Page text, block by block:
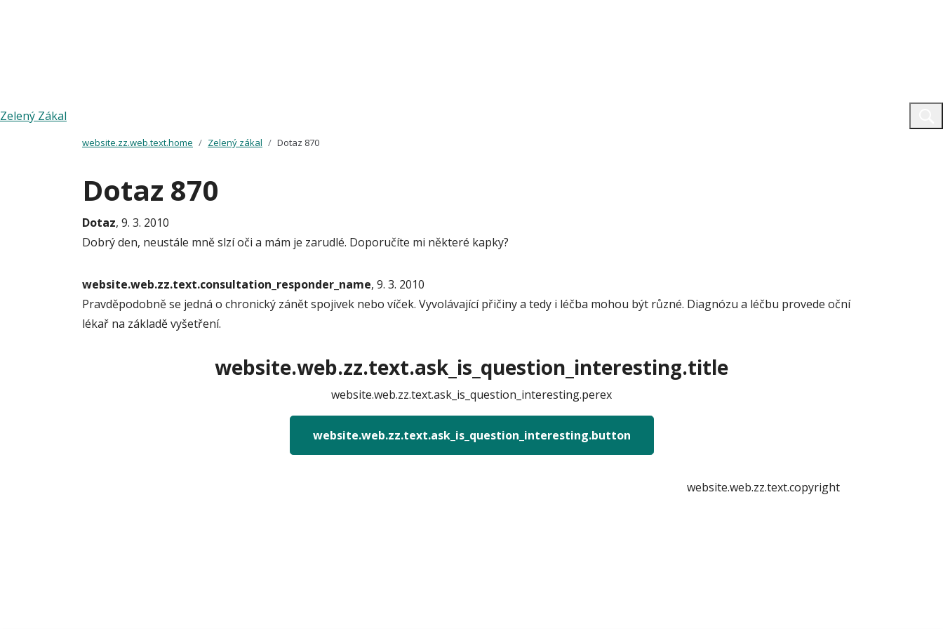
Zelený Zákal
website.zz.web.text.home Zelený zákal Dotaz 870
Dotaz 870
Dotaz, 9. 3. 2010
Dobrý den, neustále mně slzí oči a mám je zarudlé. Doporučíte mi některé kapky?
website.web.zz.text.consultation_responder_name, 9. 3. 2010
Pravděpodobně se jedná o chronický zánět spojivek nebo víček. Vyvolávající přičiny a tedy i léčba mohou být různé. Diagnózu a léčbu provede oční
lékař na základě vyšetření.
website.web.zz.text.ask_is_question_interesting.title
website.web.zz.text.ask_is_question_interesting.perex
website.web.zz.text.ask_is_question_interesting.button
website.web.zz.text.copyright